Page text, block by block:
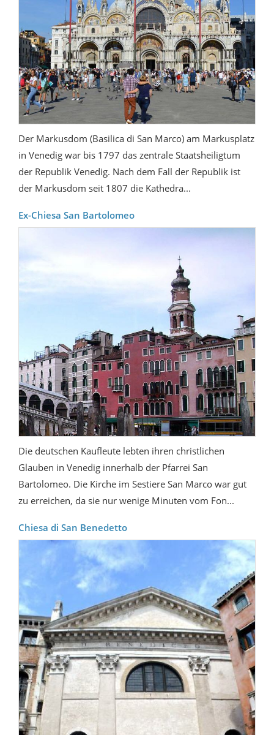
Der Markusdom (Basilica di San Marco) am Markusplatz
in Venedig war bis 1797 das zentrale Staatsheiligtum
der Republik Venedig. Nach dem Fall der Republik ist
der Markusdom seit 1807 die Kathedra...
Ex-Chiesa San Bartolomeo
Die deutschen Kaufleute lebten ihren christlichen
Glauben in Venedig innerhalb der Pfarrei San
Bartolomeo. Die Kirche im Sestiere San Marco war gut
zu erreichen, da sie nur wenige Minuten vom Fon...
Chiesa di San Benedetto